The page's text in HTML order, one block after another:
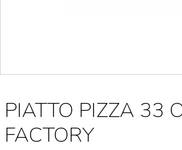
PIATTO PIZZA 33
FACTORY